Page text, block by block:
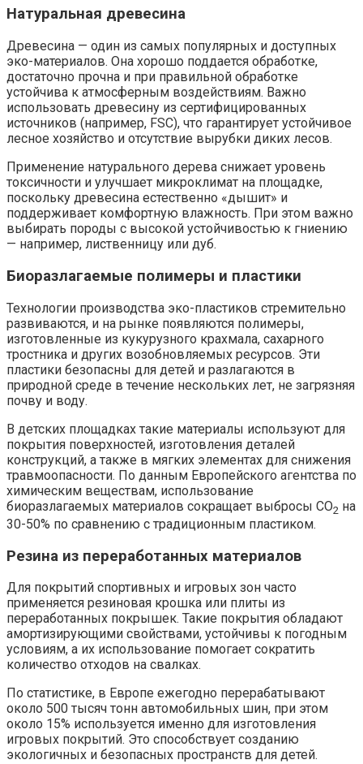
Натуральная древесина
Древесина — один из самых популярных и доступных
эко-материалов. Она хорошо поддается обработке,
достаточно прочна и при правильной обработке
устойчива к атмосферным воздействиям. Важно
использовать древесину из сертифицированных
источников (например, FSC), что гарантирует устойчивое
лесное хозяйство и отсутствие вырубки диких лесов.
Применение натурального дерева снижает уровень
токсичности и улучшает микроклимат на площадке,
поскольку древесина естественно «дышит» и
поддерживает комфортную влажность. При этом важно
выбирать породы с высокой устойчивостью к гниению
— например, лиственницу или дуб.
Биоразлагаемые полимеры и пластики
Технологии производства эко-пластиков стремительно
развиваются, и на рынке появляются полимеры,
изготовленные из кукурузного крахмала, сахарного
тростника и других возобновляемых ресурсов. Эти
пластики безопасны для детей и разлагаются в
природной среде в течение нескольких лет, не загрязняя
почву и воду.
В детских площадках такие материалы используют для
покрытия поверхностей, изготовления деталей
конструкций, а также в мягких элементах для снижения
травмоопасности. По данным Европейского агентства по
химическим веществам, использование
биоразлагаемых материалов сокращает выбросы CO2 на
30-50% по сравнению с традиционным пластиком.
Резина из переработанных материалов
Для покрытий спортивных и игровых зон часто
применяется резиновая крошка или плиты из
переработанных покрышек. Такие покрытия обладают
амортизирующими свойствами, устойчивы к погодным
условиям, а их использование помогает сократить
количество отходов на свалках.
По статистике, в Европе ежегодно перерабатывают
около 500 тысяч тонн автомобильных шин, при этом
около 15% используется именно для изготовления
игровых покрытий. Это способствует созданию
экологичных и безопасных пространств для детей.